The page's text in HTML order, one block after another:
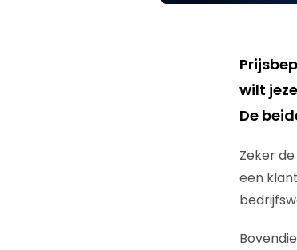
wilt
De
Zeker
een